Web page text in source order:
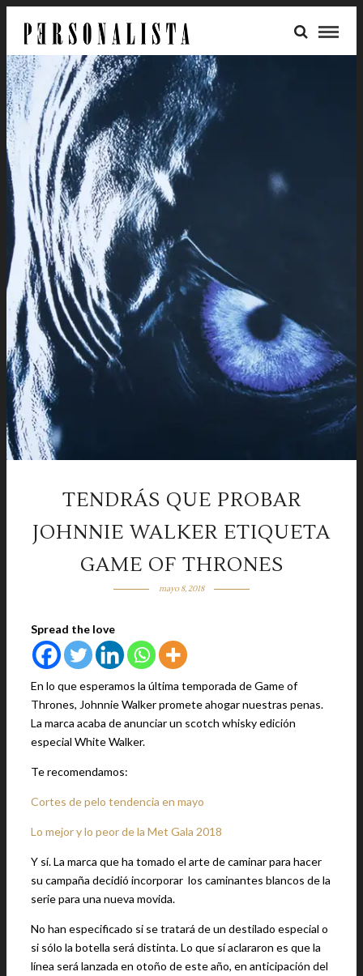
TENDRÁS QUE PROBAR
JOHNNIE WALKER ETIQUETA
GAME OF THRONES
mayo 8, 2018
Spread the love
En lo que esperamos la última temporada de Game of
Thrones, Johnnie Walker promete ahogar nuestras penas.
La marca acaba de anunciar un scotch whisky edición
especial White Walker.
Te recomendamos:
Cortes de pelo tendencia en mayo
Lo mejor y lo peor de la Met Gala 2018
Y sí. La marca que ha tomado el arte de caminar para hacer
su campaña decidió incorporar los caminantes blancos de la
serie para una nueva movida.
No han especificado si se tratará de un destilado especial o
si sólo la botella será distinta. Lo que sí aclararon es que la
línea será lanzada en otoño de este año, en anticipación del